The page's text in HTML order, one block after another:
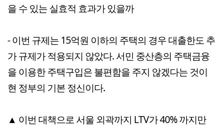
을 수 있는 실효적 효과가 있을까
- 이번 규제는 15억원 이하의 주택의 경우 대출한도 추
가 규제가 적용되지 않았다. 서민 중산층의 주택금융
을 이용한 주택구입은 불편함을 주지 않겠다는 것이
현 정부의 기본 정신이다.
▲ 이번 대책으로 서울 외곽까지 LTV가 40% 까지만